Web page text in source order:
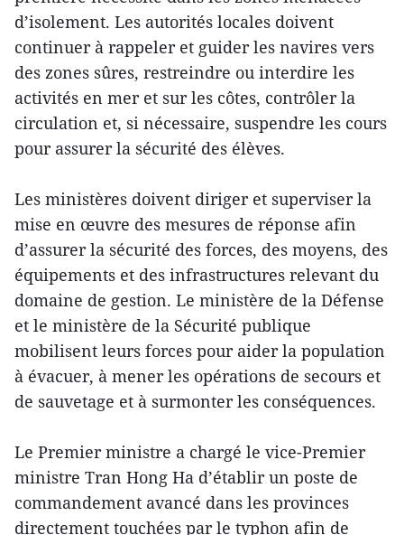
d’isolement. Les autorités locales doivent
continuer à rappeler et guider les navires vers
des zones sûres, restreindre ou interdire les
activités en mer et sur les côtes, contrôler la
circulation et, si nécessaire, suspendre les cours
pour assurer la sécurité des élèves.
Les ministères doivent diriger et superviser la
mise en œuvre des mesures de réponse afin
d’assurer la sécurité des forces, des moyens, des
équipements et des infrastructures relevant du
domaine de gestion. Le ministère de la Défense
et le ministère de la Sécurité publique
mobilisent leurs forces pour aider la population
à évacuer, à mener les opérations de secours et
de sauvetage et à surmonter les conséquences.
Le Premier ministre a chargé le vice-Premier
ministre Tran Hong Ha d’établir un poste de
commandement avancé dans les provinces
directement touchées par le typhon afin de